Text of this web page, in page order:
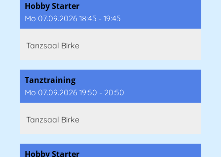
Hobby Starter
Mo 07.09.2026 18:45 - 19:45
Tanzsaal Birke
Tanztraining
Mo 07.09.2026 19:50 - 20:50
Tanzsaal Birke
Hobby Starter